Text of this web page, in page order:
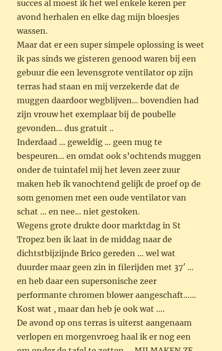
succes al moest ik het wel enkele keren per
avond herhalen en elke dag mijn bloesjes
wassen.
Maar dat er een super simpele oplossing is weet
ik pas sinds we gisteren genood waren bij een
gebuur die een levensgrote ventilator op zijn
terras had staan en mij verzekerde dat de
muggen daardoor wegblijven… bovendien had
zijn vrouw het exemplaar bij de poubelle
gevonden… dus gratuit ..
Inderdaad … geweldig … geen mug te
bespeuren… en omdat ook s’ochtends muggen
onder de tuintafel mij het leven zeer zuur
maken heb ik vanochtend gelijk de proef op de
som genomen met een oude ventilator van
schat … en nee… niet gestoken.
Wegens grote drukte door marktdag in St
Tropez ben ik laat in de middag naar de
dichtstbijzijnde Brico gereden … wel wat
duurder maar geen zin in filerijden met 37′ …
en heb daar een supersonische zeer
performante chromen blower aangeschaft……
Kost wat , maar dan heb je ook wat ….
De avond op ons terras is uiterst aangenaam
verlopen en morgenvroeg haal ik er nog een